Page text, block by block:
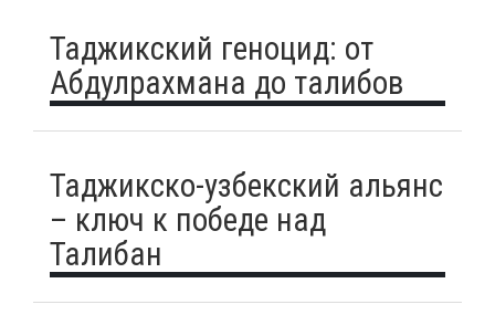
Таджикский геноцид: от
Абдулрахмана до талибов
Таджикско-узбекский альянс
– ключ к победе над
Талибан